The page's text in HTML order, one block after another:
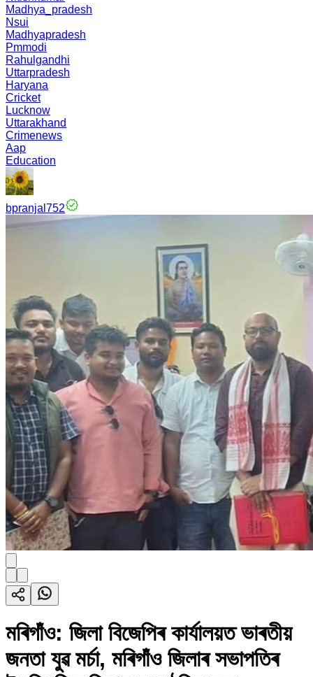
Madhya_pradesh
Nsui
Madhyapradesh
Pmmodi
Rahulgandhi
Uttarpradesh
Haryana
Cricket
Lucknow
Uttarakhand
Crimenews
Aap
Education
bpranjal752
মৰিগাঁও: জিলা বিজেপিৰ কাৰ্যালয়ত ভাৰতীয়
জনতা যুৱ মৰ্চা, মৰিগাঁও জিলাৰ সভাপতিৰ